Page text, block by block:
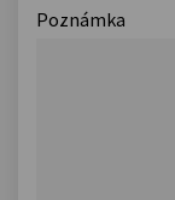
Poznámka